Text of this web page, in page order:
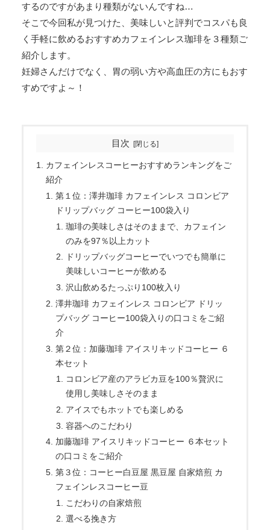
するのですがあまり種類がないんですね…
そこで今回私が見つけた、美味しいと評判でコスパも良
く手軽に飲めるおすすめカフェインレス珈琲を３種類ご
紹介します。
妊婦さんだけでなく、胃の弱い方や高血圧の方にもおす
すめですよ～！
目次
カフェインレスコーヒーおすすめランキングをご
紹介
第１位：澤井珈琲 カフェインレス コロンビア
ドリップバッグ コーヒー100袋入り
珈琲の美味しさはそのままで、カフェイン
のみを97％以上カット
ドリップバッグコーヒーでいつでも簡単に
美味しいコーヒーが飲める
沢山飲めるたっぷり100枚入り
澤井珈琲 カフェインレス コロンビア ドリッ
プバッグ コーヒー100袋入りの口コミをご紹
介
第２位：加藤珈琲 アイスリキッドコーヒー ６
本セット
コロンビア産のアラビカ豆を100％贅沢に
使用し美味しさそのまま
アイスでもホットでも楽しめる
容器へのこだわり
加藤珈琲 アイスリキッドコーヒー ６本セット
の口コミをご紹介
第３位：コーヒー白豆屋 黒豆屋 自家焙煎 カ
フェインレスコーヒー豆
こだわりの自家焙煎
選べる挽き方